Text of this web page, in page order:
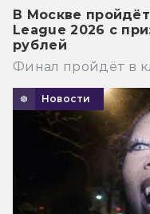
В Москве
League 2026 с
рублей
Финал пройдёт в
Новости